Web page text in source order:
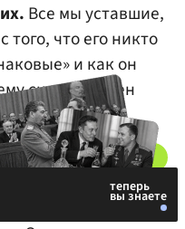
Все мы уставшие,
того, что его никто
и как он
скорее нужен
длится
раз, как вы
находит предлоги,